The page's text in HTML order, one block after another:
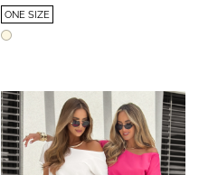
ONE SIZE